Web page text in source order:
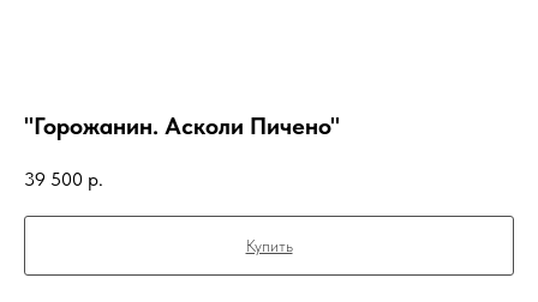
"Горожанин. Асколи Пичено"
39 500 р.
Купить